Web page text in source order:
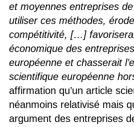
et moyennes entreprises
utiliser ces méthodes,
compétitivité, […]
économique des
européenne et chasserait
scientifique européenne
affirmation qu’un article
néanmoins relativisé mais
argument des entreprises